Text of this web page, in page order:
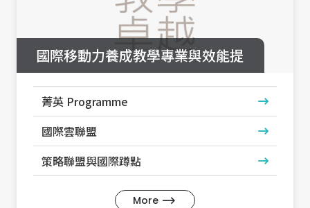
國際移動力養成教學專業與效能提
菁英 Programme
國際雲聯盟
策略聯盟與國際蹲點
More